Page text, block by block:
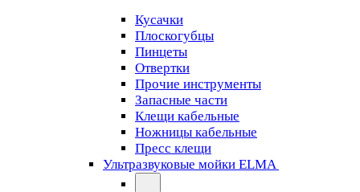
Кусачки
Плоскогубцы
Пинцеты
Отвертки
Прочие инструменты
Запасные части
Клещи кабельные
Ножницы кабельные
Пресс клещи
Ультразвуковые мойки ELMA